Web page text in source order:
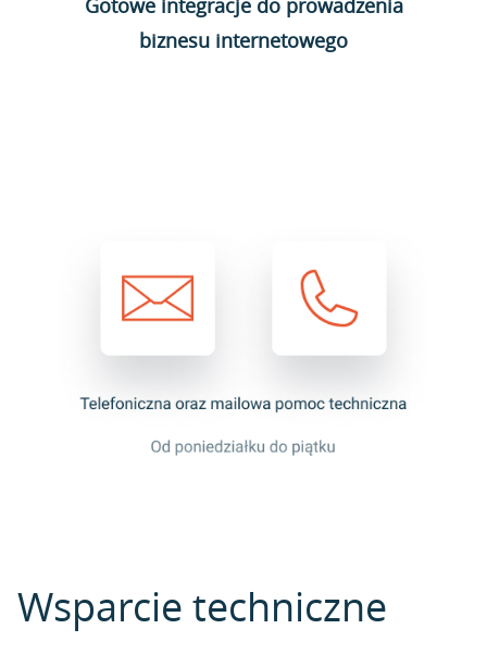
Gotowe integracje do prowadzenia
biznesu internetowego
Wsparcie techniczne